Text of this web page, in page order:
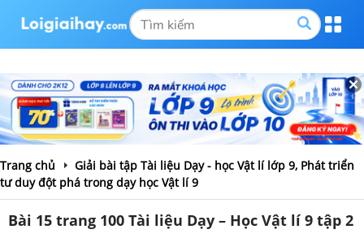
Trang chủ
Giải bài tập Tài liệu Dạy - học Vật lí lớp 9, Phát triển
tư duy đột phá trong dạy học Vật lí 9
Bài 15 trang 100 Tài liệu Dạy – Học Vật lí 9 tập 2